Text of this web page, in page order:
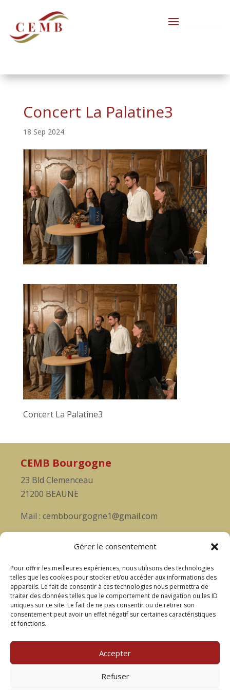
Gérer le consentement
Pour offrir les meilleures expériences, nous utilisons des technologies
telles que les cookies pour stocker et/ou accéder aux informations des
appareils. Le fait de consentir à ces technologies nous permettra de
traiter des données telles que le comportement de navigation ou les ID
uniques sur ce site. Le fait de ne pas consentir ou de retirer son
consentement peut avoir un effet négatif sur certaines caractéristiques
et fonctions.
Accepter
Refuser
Concert La Palatine3
18 Sep 2024
Concert La Palatine3
CEMB Bourgogne
23 Bld Clemenceau
21200 BEAUNE
Mail : cembbourgogne1@gmail.com
Soutenez nous
aventure musicale et passionnée!
Accèder au formulaire
Liens utiles
Mentions légales
Politique des cookies